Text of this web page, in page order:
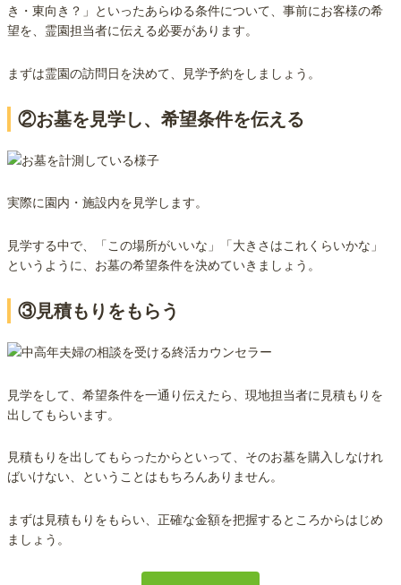
き・東向き？」といったあらゆる条件について、事前にお客様の希
望を、霊園担当者に伝える必要があります。
まずは霊園の訪問日を決めて、見学予約をしましょう。
②お墓を見学し、希望条件を伝える
実際に園内・施設内を見学します。
見学する中で、「この場所がいいな」「大きさはこれくらいかな」
というように、お墓の希望条件を決めていきましょう。
③見積もりをもらう
見学をして、希望条件を一通り伝えたら、現地担当者に見積もりを
出してもらいます。
見積もりを出してもらったからといって、そのお墓を購入しなけれ
ばいけない、ということはもちろんありません。
まずは見積もりをもらい、正確な金額を把握するところからはじめ
ましょう。